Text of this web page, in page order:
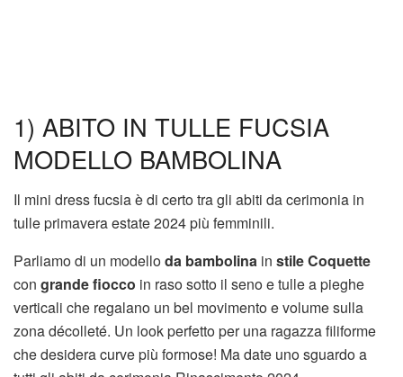
1) ABITO IN TULLE FUCSIA
MODELLO BAMBOLINA
Il mini dress fucsia è di certo tra gli abiti da cerimonia in
tulle primavera estate 2024 più femminili.
Parliamo di un modelloda bambolina in stile Coquette
con grande fiocco in raso sotto il seno e tulle a pieghe
verticali che regalano un bel movimento e volume sulla
zona décolleté. Un look perfetto per una ragazza filiforme
che desidera curve più formose! Ma date uno sguardo a